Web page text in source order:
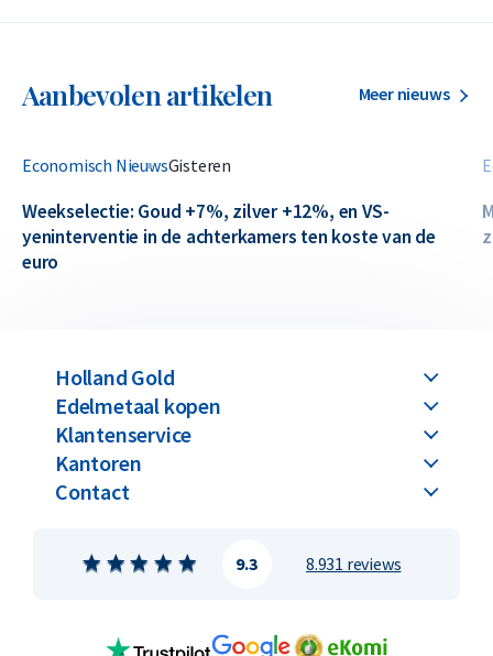
Aanbevolen artikelen Meer nieuws
Economisch NieuwsGisteren
Weekselectie: Goud +7%, zilver +12%, en VS-
yeninterventie in de achterkamers ten koste van de
euro
Holland Gold
Edelmetaal kopen
Klantenservice
Kantoren
Contact
8.931 reviews
9.3